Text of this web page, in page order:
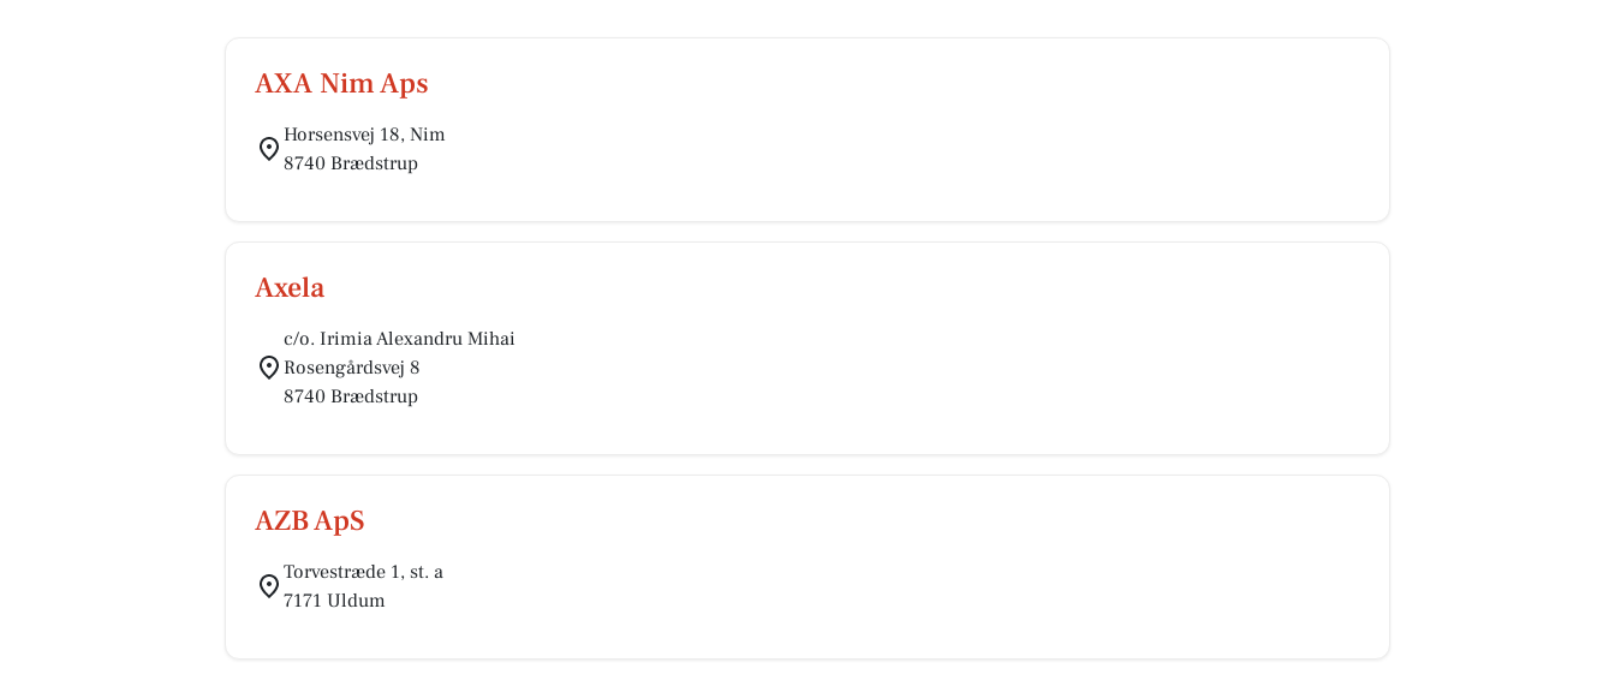
AXA Nim Aps
Horsensvej 18, Nim
8740 Brædstrup
Axela
c/o. Irimia Alexandru Mihai
Rosengårdsvej 8
8740 Brædstrup
AZB ApS
Torvestræde 1, st. a
7171 Uldum